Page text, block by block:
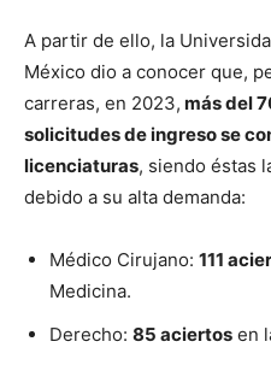
A partir de ello, la
México dio a conocer que,
carreras, en 2023, más del
solicitudes de ingreso se
licenciaturas, siendo éstas
debido a su alta demanda:
Médico Cirujano: 111
Medicina.
Derecho: 85 aciertos en